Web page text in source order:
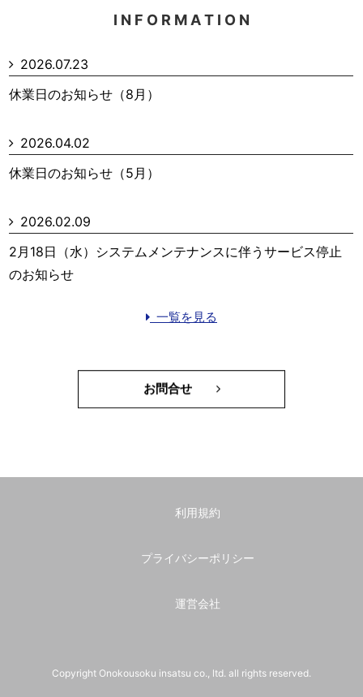
I N F O R M A T I O N
2026.07.23
休業日のお知らせ（8月）
2026.04.02
休業日のお知らせ（5月）
2026.02.09
2月18日（水）システムメンテナンスに伴うサービス停止
のお知らせ
一覧を見る
お問合せ
利用規約
プライバシーポリシー
運営会社
Copyright Onokousoku insatsu co., ltd. all rights reserved.